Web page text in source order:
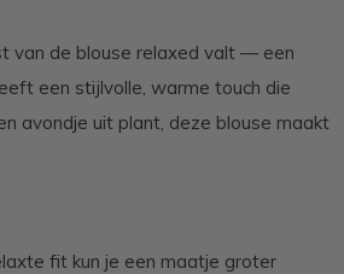
van de blouse relaxed valt — een
een stijlvolle, warme touch die
avondje uit plant, deze blouse maakt
fit kun je een maatje groter